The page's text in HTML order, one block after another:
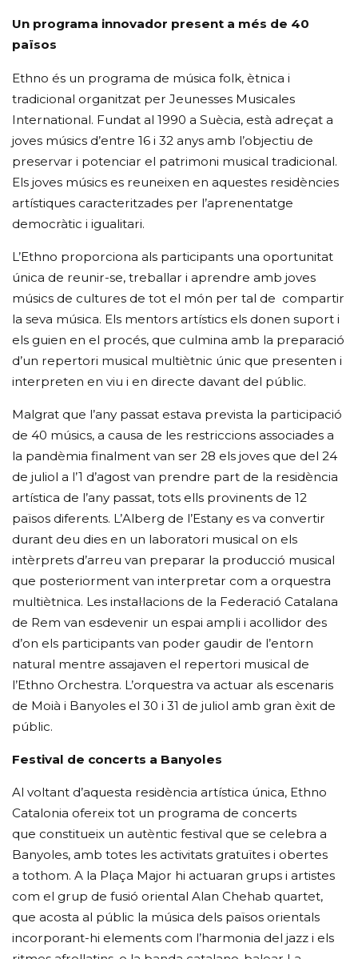
Un programa innovador present a més de 40
països
Ethno és un programa de música folk, ètnica i
tradicional organitzat per Jeunesses Musicales
International. Fundat al 1990 a Suècia, està adreçat a
joves músics d’entre 16 i 32 anys amb l’objectiu de
preservar i potenciar el patrimoni musical tradicional.
Els joves músics es reuneixen en aquestes residències
artístiques caracteritzades per l’aprenentatge
democràtic i igualitari.
L’Ethno proporciona als participants una oportunitat
única de reunir-se, treballar i aprendre amb joves
músics de cultures de tot el món per tal de compartir
la seva música. Els mentors artístics els donen suport i
els guien en el procés, que culmina amb la preparació
d’un repertori musical multiètnic únic que presenten i
interpreten en viu i en directe davant del públic.
Malgrat que l’any passat estava prevista la participació
de 40 músics, a causa de les restriccions associades a
la pandèmia finalment van ser 28 els joves que del 24
de juliol a l’1 d’agost van prendre part de la residència
artística de l’any passat, tots ells provinents de 12
països diferents. L’Alberg de l’Estany es va convertir
durant deu dies en un laboratori musical on els
intèrprets d’arreu van preparar la producció musical
que posteriorment van interpretar com a orquestra
multiètnica. Les instal·lacions de la Federació Catalana
de Rem van esdevenir un espai ampli i acollidor des
d’on els participants van poder gaudir de l’entorn
natural mentre assajaven el repertori musical de
l’Ethno Orchestra. L’orquestra va actuar als escenaris
de Moià i Banyoles el 30 i 31 de juliol amb gran èxit de
públic.
Festival de concerts a Banyoles
Al voltant d’aquesta residència artística única, Ethno
Catalonia ofereix tot un programa de concerts
que constitueix un autèntic festival que se celebra a
Banyoles, amb totes les activitats gratuïtes i obertes
a tothom. A la Plaça Major hi actuaran grups i artistes
com el grup de fusió oriental Alan Chehab quartet,
que acosta al públic la música dels països orientals
incorporant-hi elements com l’harmonia del jazz i els